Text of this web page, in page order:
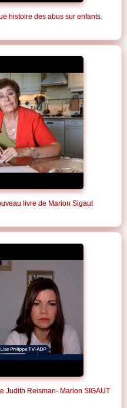
histoire des abus sur enfants.
livre de Marion Sigaut
Judith Reisman- Marion SIGAUT